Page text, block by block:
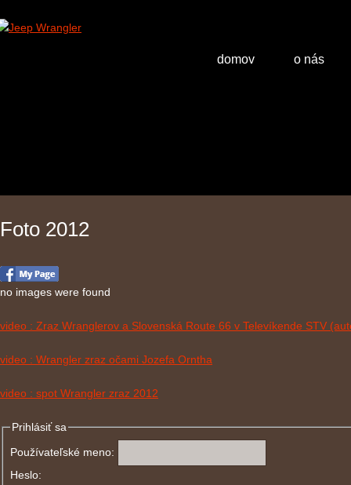
domov o nás
Foto 2012
no images were found
video : Zraz Wranglerov a Slovenská Route 66 v Televíkende STV
video : Wrangler zraz očami Jozefa Orntha
video : spot Wrangler zraz 2012
Prihlásiť sa
Používateľské meno:
Heslo: